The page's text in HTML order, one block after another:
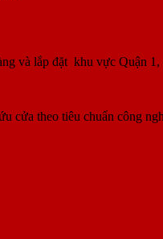
và lắp đặt khu vực Quận
cửa theo tiêu chuẩn công